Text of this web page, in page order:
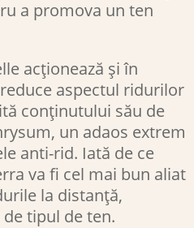
a promova un ten
acționează și în
aspectul ridurilor
conținutului său de
un adaos extrem
anti-rid. Iată de ce
va fi cel mai bun aliat
la distanță,
tipul de ten.